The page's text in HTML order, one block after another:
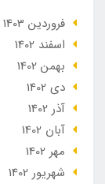
فروردین 1403
اسفند 1402
بهمن 1402
دی 1402
آذر 1402
آبان 1402
مهر 1402
شهریور 1402